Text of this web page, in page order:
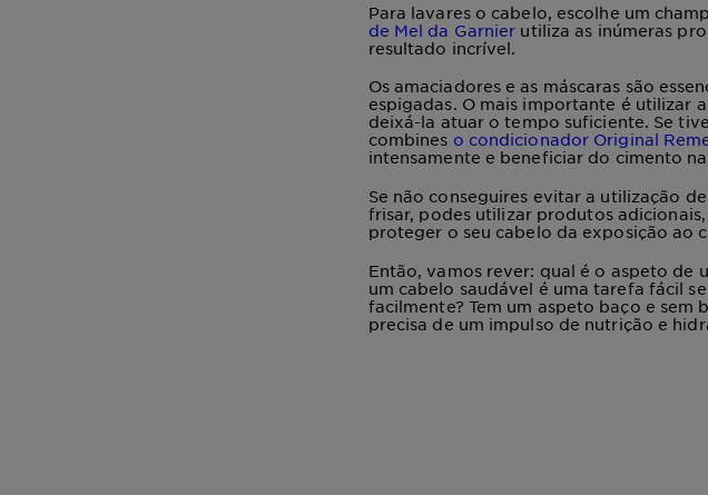
Para lavares o cabelo, escolhe um
de Mel da Garnier utiliza as inúmeras
resultado incrível.
Os amaciadores e as máscaras são
espigadas. O mais importante é utilizar
deixá-la atuar o tempo suficiente. Se
combines o condicionador Original
intensamente e beneficiar do cimento
Se não conseguires evitar a utilização
frisar, podes utilizar produtos
proteger o seu cabelo da exposição ao
Então, vamos rever: qual é o aspeto de
um cabelo saudável é uma tarefa fácil
facilmente? Tem um aspeto baço e sem
precisa de um impulso de nutrição e